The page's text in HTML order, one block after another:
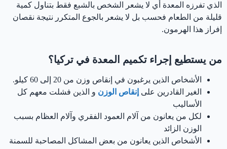
الذي تفرزه المعدة أي لا يشعر الشخص بالشبع فقط بتناول كمية
قليلة من الطعام فحسب بل لا يشعر بالجوع المتكرر نتيجة نقصان
إفراز هذا الهرمون.
من يستطيع إجراء تكميم المعدة في تركيا؟
الأشخاص الذين يرغبون في إنقاص وزن من 20 إلى 60 كيلو.
الغير القادرين على إنقاص الوزن و الذين فشلت معهم كل
الأساليب
لكل من يعانون من آلام العمود الفقري وآلام العظام بسبب
الوزن الزائد
الأشخاص الذين يعانون من بعض المشاكل المصاحبة للسمنة